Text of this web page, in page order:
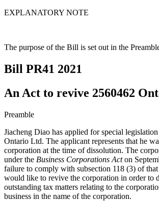
EXPLANATORY NOTE
The purpose of the Bill is set out in the
Bill PR41 2021
An Act to revive 2560462
Preamble
Jiacheng Diao has applied for special
Ontario Ltd. The applicant represents that he
corporation at the time of dissolution. The
under the Business Corporations Acton
failure to comply with subsection 118 (3) of
would like to revive the corporation in order to
outstanding tax matters relating to the
business in the name of the corporation.